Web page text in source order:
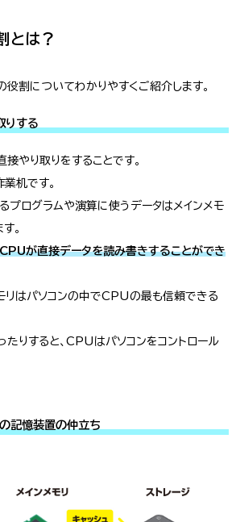
とは？
役割についてわかりやすくご紹介します。
りする
やり取りをすることです。
机です。
ログラムや演算に使うデータはメインメモ
。
CPUが直接データを読み書きすることができ
リはパソコンの中でCPUの最も信頼できる
たりすると、CPUはパソコンをコントロール
記憶装置の仲立ち